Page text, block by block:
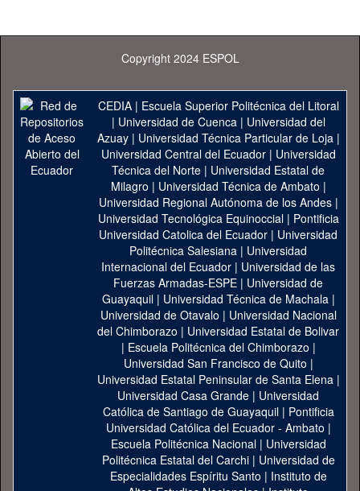
Copyright 2024 ESPOL
CEDIA| Escuela Superior Politécnica del Litoral
| Universidad de Cuenca| Universidad del
Azuay| Universidad Técnica Particular de Loja|
Universidad Central del Ecuador| Universidad
Técnica del Norte | Universidad Estatal de
Milagro | Universidad Técnica de Ambato |
Universidad Regional Autónoma de los Andes|
Universidad Tecnológica Equinoccial| Pontificia
Universidad Catolica del Ecuador | Universidad
Politécnica Salesiana | Universidad
Internacional del Ecuador | Universidad de las
Fuerzas Armadas-ESPE | Universidad de
Guayaquil| Universidad Técnica de Machala|
Universidad de Otavalo | Universidad Nacional
del Chimborazo | Universidad Estatal de Bolivar
| Escuela Politécnica del Chimborazo |
Universidad San Francisco de Quito |
Universidad Estatal Peninsular de Santa Elena|
Universidad Casa Grande | Universidad
Católica de Santiago de Guayaquil| Pontificia
Universidad Católica del Ecuador - Ambato |
Escuela Politécnica Nacional| Universidad
Politécnica Estatal del Carchi| Universidad de
Especialidades Espíritu Santo | Instituto de